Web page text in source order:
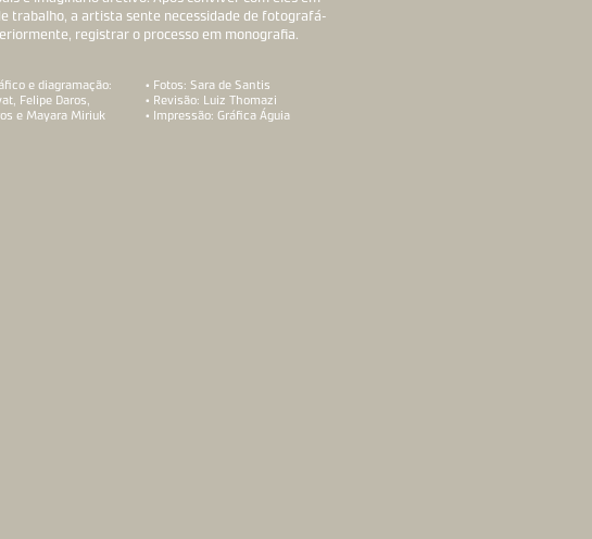
trabalho, a artista sente necessidade de fotografá-
registrar o processo em monografia.
e diagramação:
Felipe Daros,
e Mayara Miriuk
• Fotos: Sara de Santis
• Revisão: Luiz Thomazi
• Impressão: Gráfica Águia